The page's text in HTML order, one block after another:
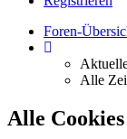
Foren-
Alle
Alle